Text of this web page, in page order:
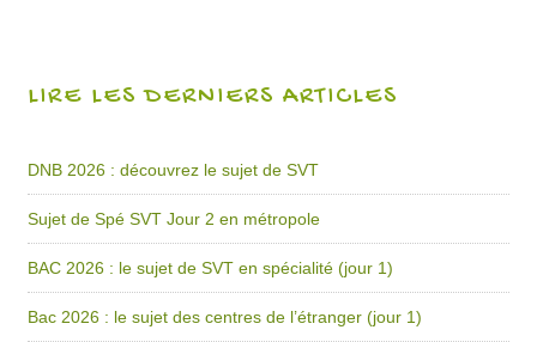
LIRE LES DERNIERS ARTICLES
DNB 2026 : découvrez le sujet de SVT
Sujet de Spé SVT Jour 2 en métropole
BAC 2026 : le sujet de SVT en spécialité (jour 1)
Bac 2026 : le sujet des centres de l’étranger (jour 1)